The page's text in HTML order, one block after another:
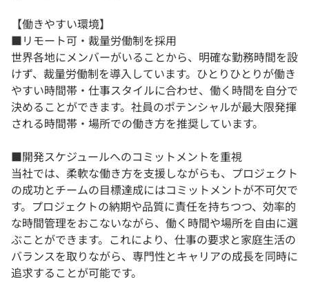
【働きやすい環境】
■リモート可・裁量労働制を採用
世界各地にメンバーがいることから、明確な勤務時間を設
けず、裁量労働制を導入しています。ひとりひとりが働き
やすい時間帯・仕事スタイルに合わせ、働く時間を自分で
決めることができます。社員のポテンシャルが最大限発揮
される時間帯・場所での働き方を推奨しています。
■開発スケジュールへのコミットメントを重視
当社では、柔軟な働き方を支援しながらも、プロジェクト
の成功とチームの目標達成にはコミットメントが不可欠で
す。プロジェクトの納期や品質に責任を持ちつつ、効率的
な時間管理をおこないながら、働く時間や場所を自由に選
ぶことができます。これにより、仕事の要求と家庭生活の
バランスを取りながら、専門性とキャリアの成長を同時に
追求することが可能です。